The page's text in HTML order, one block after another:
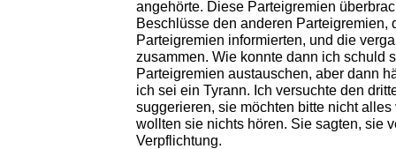
angehörte. Diese Parteigremien
Beschlüsse den anderen Parteigremien,
Parteigremien informierten, und die
zusammen. Wie konnte dann ich schuld
Parteigremien austauschen, aber dann
ich sei ein Tyrann. Ich versuchte den
suggerieren, sie möchten bitte nicht
wollten sie nichts hören. Sie sagten, sie
Verpflichtung.